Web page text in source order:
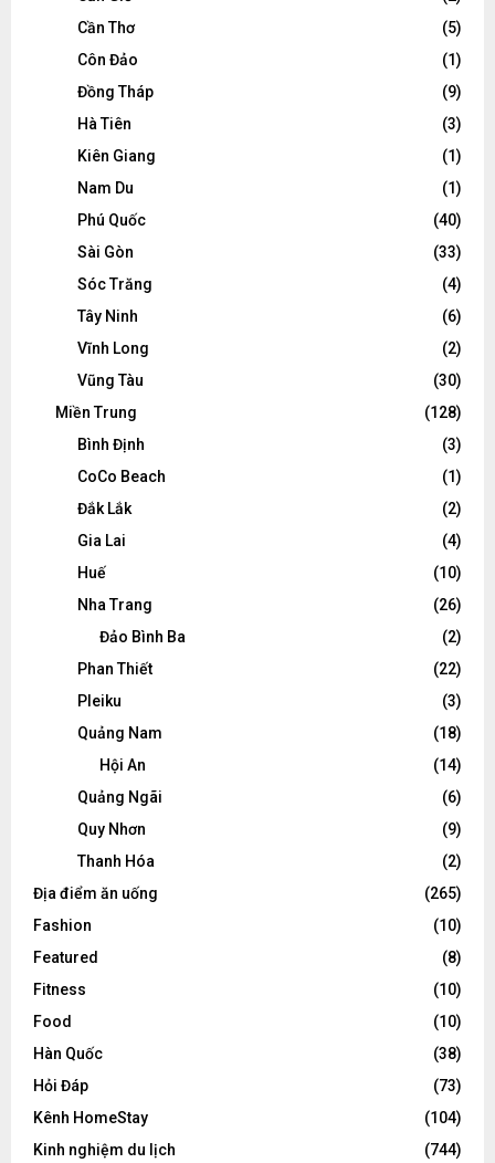
Cần Thơ
(5)
Côn Đảo
(1)
Đồng Tháp
(9)
Hà Tiên
(3)
Kiên Giang
(1)
Nam Du
(1)
Phú Quốc
(40)
Sài Gòn
(33)
Sóc Trăng
(4)
Tây Ninh
(6)
Vĩnh Long
(2)
Vũng Tàu
(30)
Miền Trung
(128)
Bình Định
(3)
CoCo Beach
(1)
Đắk Lắk
(2)
Gia Lai
(4)
Huế
(10)
Nha Trang
(26)
Đảo Bình Ba
(2)
Phan Thiết
(22)
Pleiku
(3)
Quảng Nam
(18)
Hội An
(14)
Quảng Ngãi
(6)
Quy Nhơn
(9)
Thanh Hóa
(2)
Địa điểm ăn uống
(265)
Fashion
(10)
Featured
(8)
Fitness
(10)
Food
(10)
Hàn Quốc
(38)
Hỏi Đáp
(73)
Kênh HomeStay
(104)
Kinh nghiệm du lịch
(744)